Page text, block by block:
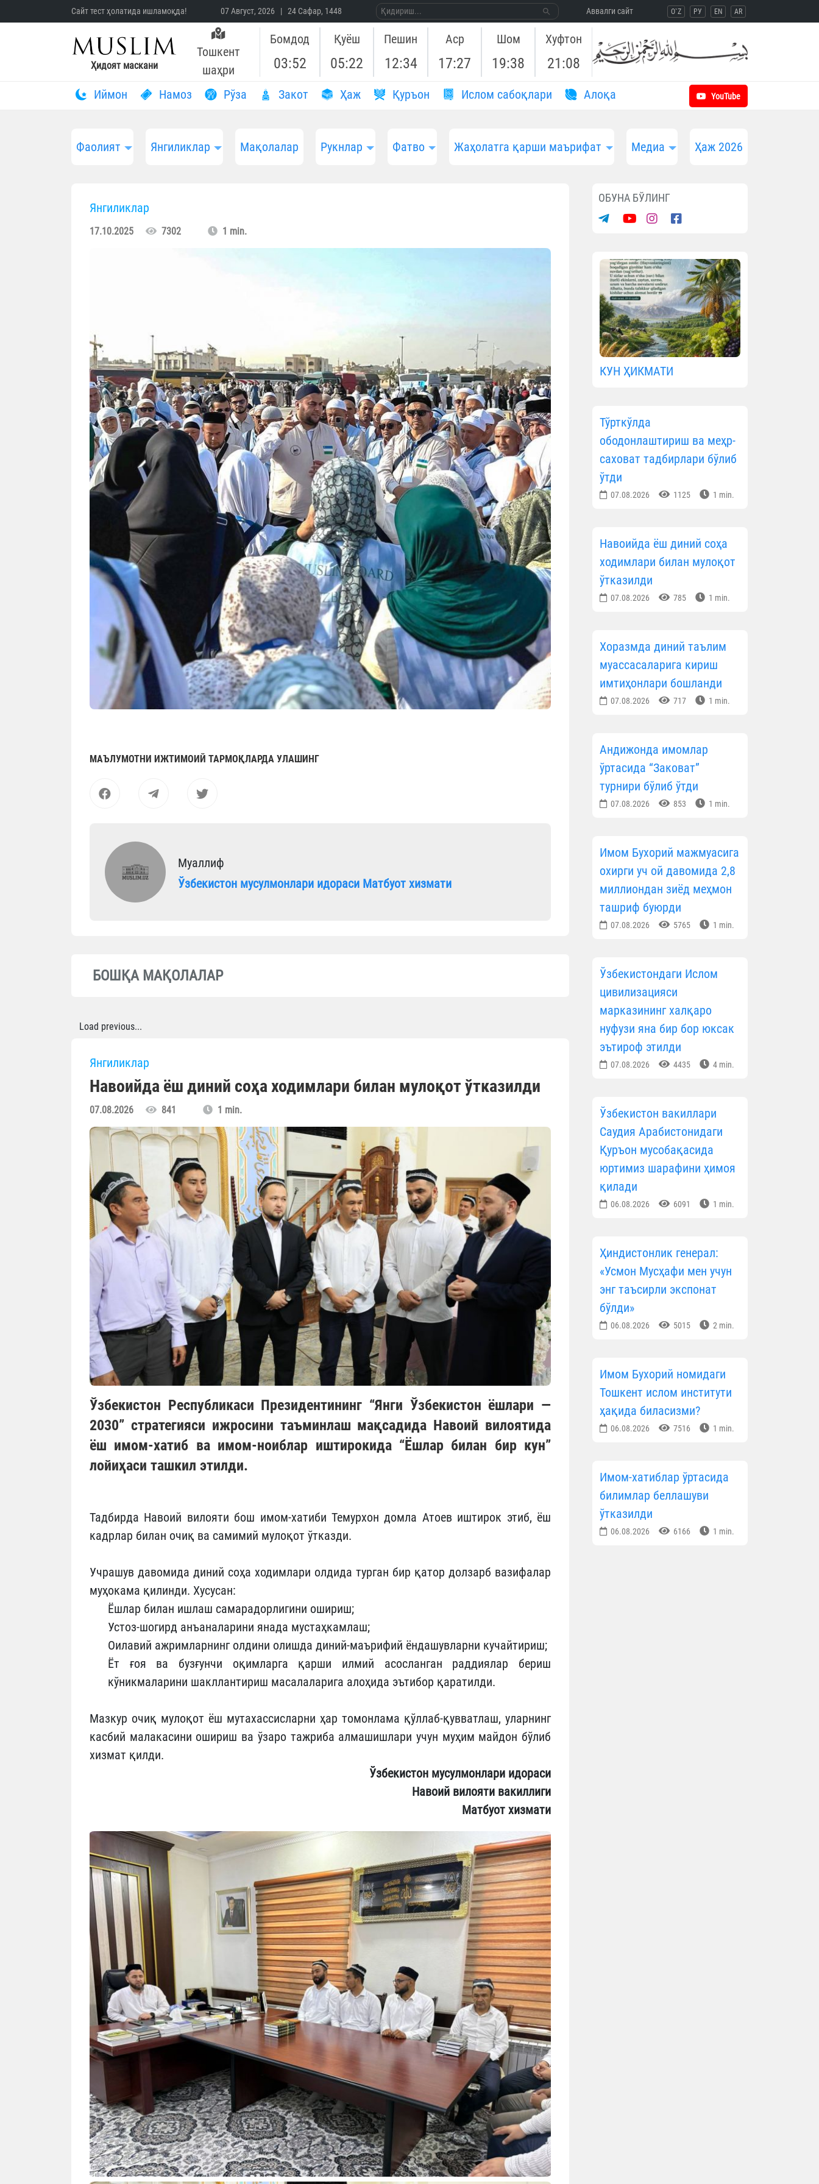
Сайт тест ҳолатида ишламоқда! 07 Август, 2026 | 24 Сафар, 1448 Aввалги сайт O`Z РУ EN AR
Ҳидоят маскани
Тошкент
шаҳри
Бомдод
03:52
Қуёш
05:22
Пешин
12:34
Аср
17:27
Шом
19:38
Хуфтон
21:08
Иймон Намоз Рўза Закот Ҳаж Қуръон Ислом сабоқлари Aлоқа YouTube
Фаолият Янгиликлар Мақолалар Рукнлар Фатво Жаҳолатга қарши маърифат Медиа Ҳаж 2026
Янгиликлар
17.10.2025 7302 1 min.
МАЪЛУМОТНИ ИЖТИМОИЙ ТАРМОҚЛАРДА УЛАШИНГ
Муаллиф
Ўзбекистон мусулмонлари идораси Матбуот хизмати
БОШҚА МАҚОЛАЛАР
Load previous...
Янгиликлар
Навоийда ёш диний соҳа ходимлари билан мулоқот ўтказилди
07.08.2026 841 1 min.
Ўзбекистон Республикаси Президентининг “Янги Ўзбекистон ёшлари —
2030” стратегияси ижросини таъминлаш мақсадида Навоий вилоятида
ёш имом-хатиб ва имом-ноиблар иштирокида “Ёшлар билан бир кун”
лойиҳаси ташкил этилди.
Тадбирда Навоий вилояти бош имом-хатиби Темурхон домла Атоев иштирок этиб, ёш
кадрлар билан очиқ ва самимий мулоқот ўтказди.
Учрашув давомида диний соҳа ходимлари олдида турган бир қатор долзарб вазифалар
муҳокама қилинди. Хусусан:
Ёшлар билан ишлаш самарадорлигини ошириш;
Устоз-шогирд анъаналарини янада мустаҳкамлаш;
Оилавий ажримларнинг олдини олишда диний-маърифий ёндашувларни кучайтириш;
Ёт ғоя ва бузғунчи оқимларга қарши илмий асосланган раддиялар бериш
кўникмаларини шакллантириш масалаларига алоҳида эътибор қаратилди.
Мазкур очиқ мулоқот ёш мутахассисларни ҳар томонлама қўллаб-қувватлаш, уларнинг
касбий малакасини ошириш ва ўзаро тажриба алмашишлари учун муҳим майдон бўлиб
хизмат қилди.
Ўзбекистон мусулмонлари идораси
Навоий вилояти вакиллиги
Матбуот хизмати
ОБУНА БЎЛИНГ
КУН ҲИКМАТИ
Тўрткўлда
ободонлаштириш ва меҳр-
саховат тадбирлари бўлиб
ўтди
07.08.2026 1125 1 min.
Навоийда ёш диний соҳа
ходимлари билан мулоқот
ўтказилди
07.08.2026 785 1 min.
Хоразмда диний таълим
муассасаларига кириш
имтиҳонлари бошланди
07.08.2026 717 1 min.
Андижонда имомлар
ўртасида “Заковат”
турнири бўлиб ўтди
07.08.2026 853 1 min.
Имом Бухорий мажмуасига
охирги уч ой давомида 2,8
миллиондан зиёд меҳмон
ташриф буюрди
07.08.2026 5765 1 min.
Ўзбекистондаги Ислом
цивилизацияси
марказининг халқаро
нуфузи яна бир бор юксак
эътироф этилди
07.08.2026 4435 4 min.
Ўзбекистон вакиллари
Саудия Арабистонидаги
Қуръон мусобақасида
юртимиз шарафини ҳимоя
қилади
06.08.2026 6091 1 min.
Ҳиндистонлик генерал:
«Усмон Мусҳафи мен учун
энг таъсирли экспонат
бўлди»
06.08.2026 5015 2 min.
Имом Бухорий номидаги
Тошкент ислом институти
ҳақида биласизми?
06.08.2026 7516 1 min.
Имом-хатиблар ўртасида
билимлар беллашуви
ўтказилди
06.08.2026 6166 1 min.